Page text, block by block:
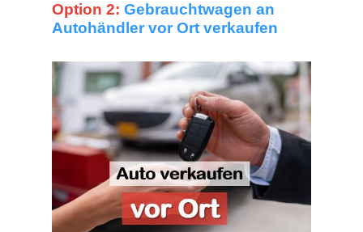
Option 2: Gebrauchtwagen an
Autohändler vor Ort verkaufen